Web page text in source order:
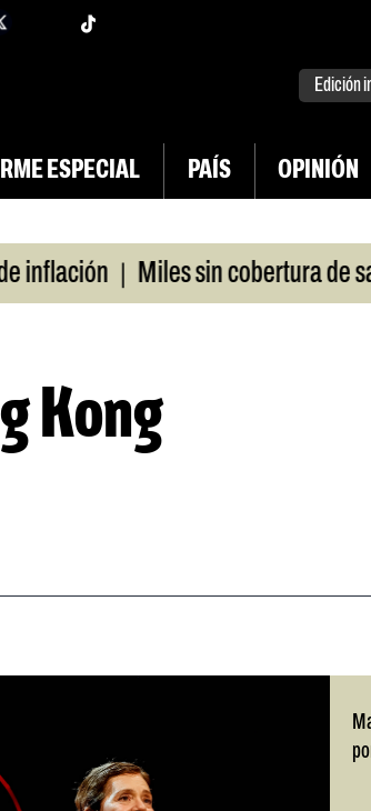
facebook
Edición
ESPECIAL PAÍS OPINIÓN
| Miles sin cobertura de salud
Kong